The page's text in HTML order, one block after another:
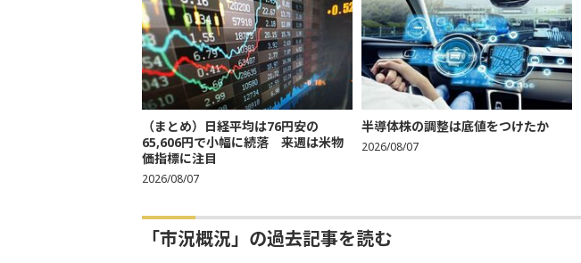
（まとめ）日経平均は76円安の
65,606円で小幅に続落 来週は米物
価指標に注目
2026/08/07
半導体株の調整は底値をつけたか
2026/08/07
「市況概況」の過去記事を読む